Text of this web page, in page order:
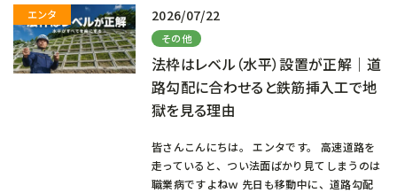
2026/07/22
その他
法枠はレベル（水平）設置が正解｜道
路勾配に合わせると鉄筋挿入工で地
獄を見る理由
皆さんこんにちは。 エンタです。 高速道路を
走っていると、つい法面ばかり見てしまうのは
職業病ですよねｗ 先日も移動中に、道路勾配